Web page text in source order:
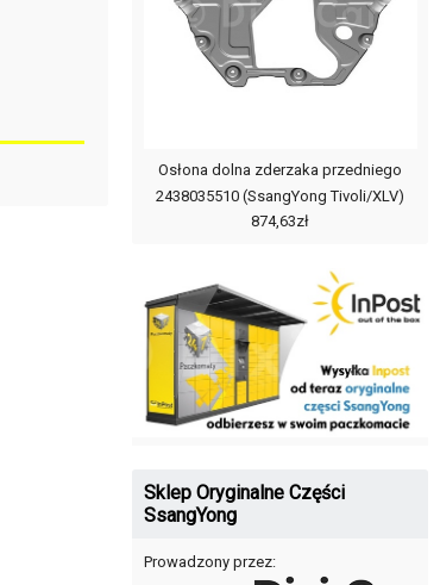
Osłona dolna zderzaka przedniego
2438035510 (SsangYong Tivoli/XLV)
874,63zł
Sklep Oryginalne Części
SsangYong
Prowadzony przez: